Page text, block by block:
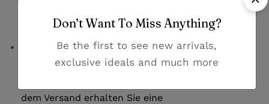
Whatsapp.
🚚 Zuverlässige Lieferung
Erhalten Sie Ihr Trikot innerhalb von 7-12
dem Versand erhalten Sie eine
Don’t Want To Miss Anything?
Be the first to see new arrivals,
exclusive ideals and much more